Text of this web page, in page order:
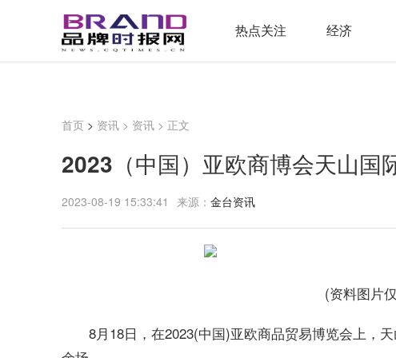
热点关注 经济
首页 > 资讯 > 资讯 > 正文
2023（中国）亚欧商博会天山国
2023-08-19 15:33:41 来源： 金台资讯
(资料图片
8月18日，在2023(中国)亚欧商品贸易博览会上，